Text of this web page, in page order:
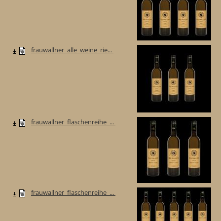
frauwallner_alle_weine_rie...
frauwallner_flaschenreihe_...
frauwallner_flaschenreihe_...